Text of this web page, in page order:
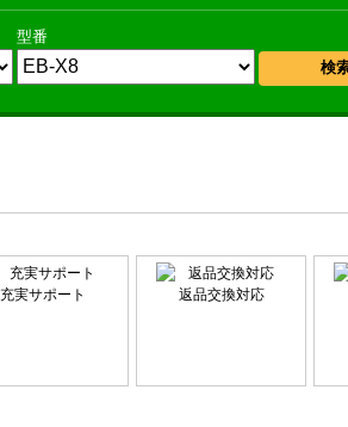
型番
充実サポート 返品交換対応